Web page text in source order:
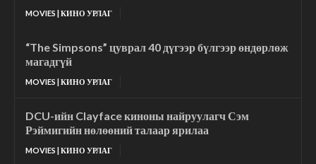
MOVIES | КИНО УРЛАГ
“The Simpsons” цуврал 40 дүгээр бүлгээр өндөрлөж
магадгүй
MOVIES | КИНО УРЛАГ
DCU-ийн Clayface киноны найруулагч Сэм
Рэймигийн нөлөөний талаар ярилаа
MOVIES | КИНО УРЛАГ